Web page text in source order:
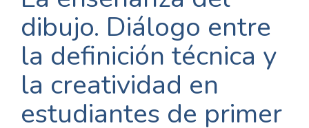
dibujo. Diálogo entre
la definición técnica y
la creatividad en
estudiantes de primer